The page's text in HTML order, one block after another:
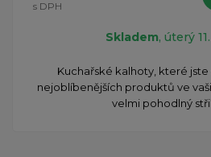
s DPH
Skladem, úterý
Kuchařské kalhoty, které jste
nejoblíbenějších produktů ve
velmi pohodlný